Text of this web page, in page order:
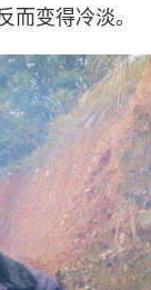
变得冷淡。